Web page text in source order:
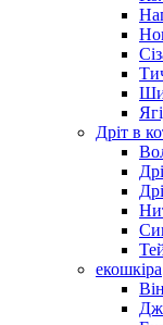
Дріт в
екошкіра